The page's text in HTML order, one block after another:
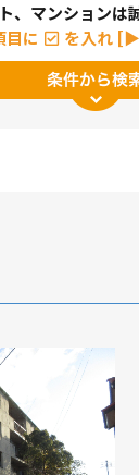
、マンションは
目に
を入れ [▶
一戸建て